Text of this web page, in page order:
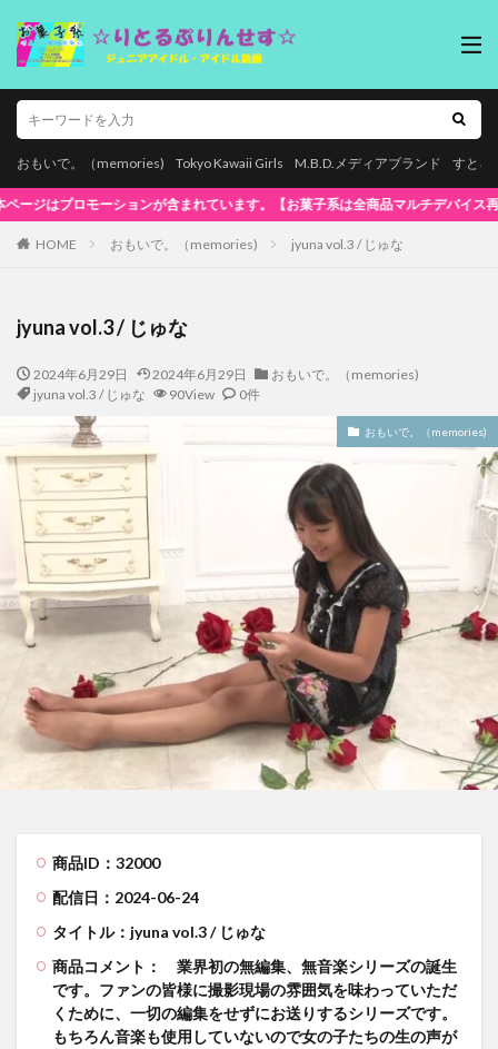
おもいで。（memories) Tokyo Kawaii Girls M.B.D.メディアブランド すとろ
全商品マルチデバイス再生対応!】WindowsOS、Mac、スマホ(iPhone /
HOME おもいで。（memories) jyuna vol.3 / じゅな
jyuna vol.3 / じゅな
2024年6月29日 2024年6月29日
おもいで。（memories)
jyuna vol.3 / じゅな
90View 0件
おもいで。（memories)
商品ID：32000
配信日：2024-06-24
タイトル：jyuna vol.3 / じゅな
商品コメント：
業界初の無編集、無音楽シリーズの誕生
です。ファンの皆様に撮影現場の雰囲気を味わっていただ
くために、一切の編集をせずにお送りするシリーズです。
もちろん音楽も使用していないので女の子たちの生の声が